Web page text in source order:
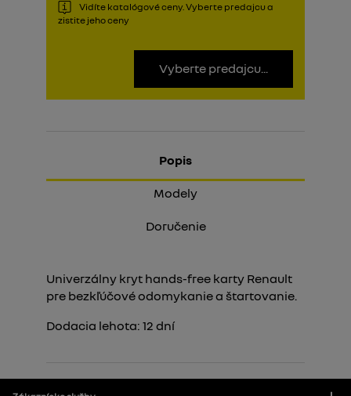
Vidíte katalógové ceny. Vyberte predajcu a
zistite jeho ceny
Vyberte predajcu...
Popis
Modely
Doručenie
Univerzálny kryt hands-free karty Renault
pre bezkľúčové odomykanie a štartovanie.
Dodacia lehota: 12 dní